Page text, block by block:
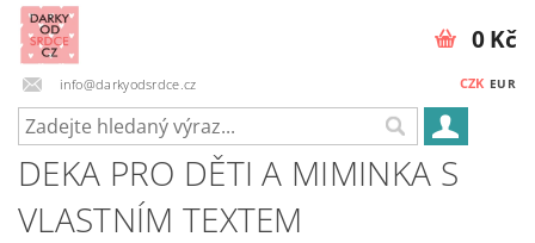
info@darkyodsrdce.cz CZK EUR
0 Kč
DEKA PRO DĚTI A MIMINKA S
VLASTNÍM TEXTEM